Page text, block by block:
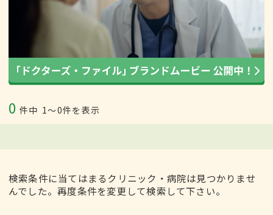
0 件中 1〜0件を表示
検索条件に当てはまるクリニック・病院は見つかりませ
んでした。再度条件を変更して検索して下さい。